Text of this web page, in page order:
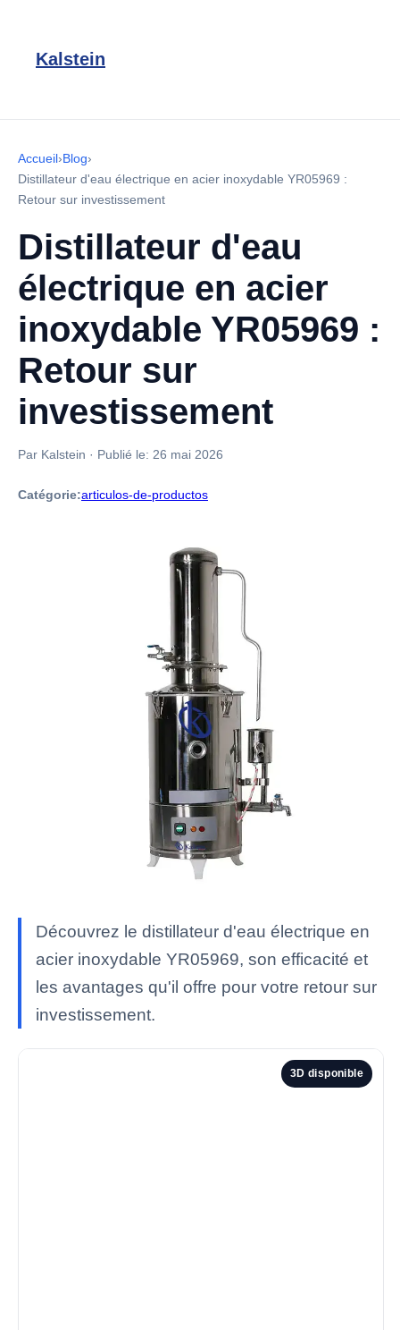
Kalstein
Accueil›Blog›
Distillateur d'eau électrique en acier inoxydable YR05969 :
Retour sur investissement
Distillateur d'eau
électrique en acier
inoxydable YR05969 :
Retour sur
investissement
Par Kalstein · Publié le: 26 mai 2026
Catégorie:articulos-de-productos
Découvrez le distillateur d'eau électrique en
acier inoxydable YR05969, son efficacité et
les avantages qu'il offre pour votre retour sur
investissement.
3D disponible